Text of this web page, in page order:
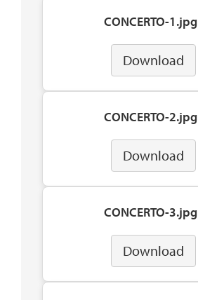
CONCERTO-1.jpg
Download
CONCERTO-2.jpg
Download
CONCERTO-3.jpg
Download